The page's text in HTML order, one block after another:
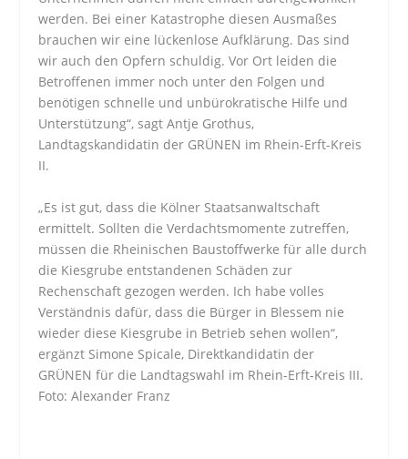
werden. Bei einer Katastrophe diesen Ausmaßes
brauchen wir eine lückenlose Aufklärung. Das sind
wir auch den Opfern schuldig. Vor Ort leiden die
Betroffenen immer noch unter den Folgen und
benötigen schnelle und unbürokratische Hilfe und
Unterstützung“, sagt Antje Grothus,
Landtagskandidatin der GRÜNEN im Rhein-Erft-Kreis
II.
„Es ist gut, dass die Kölner Staatsanwaltschaft
ermittelt. Sollten die Verdachtsmomente zutreffen,
müssen die Rheinischen Baustoffwerke für alle durch
die Kiesgrube entstandenen Schäden zur
Rechenschaft gezogen werden. Ich habe volles
Verständnis dafür, dass die Bürger in Blessem nie
wieder diese Kiesgrube in Betrieb sehen wollen“,
ergänzt Simone Spicale, Direktkandidatin der
GRÜNEN für die Landtagswahl im Rhein-Erft-Kreis III.
Foto: Alexander Franz